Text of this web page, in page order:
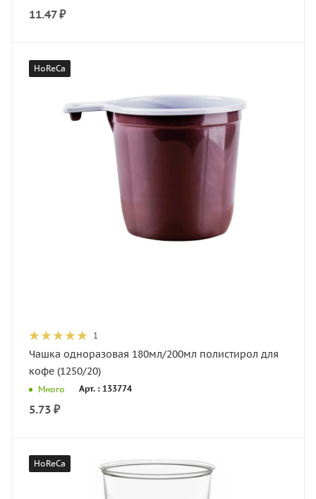
11.47₽
HoReCa
1
Чашка одноразовая 180мл/200мл полистирол для
кофе (1250/20)
Много Арт. : 133774
5.73 ₽
HoReCa